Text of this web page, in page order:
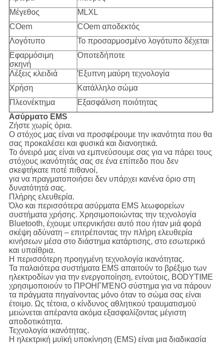
Μέγεθος
MLXL
COem
COem αποδεκτός
Λογότυπο
Το προσαρμοσμένο λογότυπο δέχεται
Εφαρμόσιμη
σκηνή
Οποτεδήποτε
Λέξεις κλειδιά
Έξυπνη μαύρη τεχνολογία
Χρήση
Κατάλληλο σώμα
Πλεονέκτημα
Εξασφάλιση ποιότητας
Ασύρματο EMS
Ζήστε χωρίς όρια.
Ο στόχος μας είναι να προσφέρουμε την ικανότητα που θα
σας προκαλέσει και φυσικά και διανοητικά.
Το όνειρό μας είναι να εμπνεύσουμε σας για να πάρει τους
στόχους ικανότητάς σας σε ένα επίπεδο που δεν
σκεφτήκατε ποτέ πιθανοί,
για να πραγματοποιήσει δεν υπάρχει κανένα όριο στη
δυνατότητά σας.
Πλήρης ελευθερία.
Όλο και περισσότερα ασύρματα EMS λεωφορείων
συστήματα χρήσης. Χρησιμοποιώντας την τεχνολογία
Bluetooth, έχουμε υπερνικήσει αυτό που ήταν μιά φορά
σκέψη αδύνατη – επιτρέποντας την πλήρη ελευθερία
κινήσεων μέσα στο διάστημα κατάρτισης, στο εσωτερικό
και υπαίθρια.
Η περισσότερη προηγμένη τεχνολογία ικανότητας.
Τα παλαιότερα συστήματα EMS απαιτούν το βρέξιμο των
ηλεκτροδίων για την ενεργοποίηση, εντούτοις, BODYTIME
χρησιμοποιούν το ΠΡΟΗΓΜΈΝΟ σύστημα για να πάρουν
τα πράγματα πηγαίνοντας μόνο όταν το σώμα σας είναι
έτοιμο. Ως τέτοια, ο κίνδυνος αθλητικού τραυματισμού
μειώνεται απέραντα ακόμα εξασφαλίζοντας μέγιστη
αποδοτικότητα.
Τεχνολογία ικανότητας.
Η ηλεκτρική μυϊκή υποκίνηση (EMS) είναι μια διαδικασία